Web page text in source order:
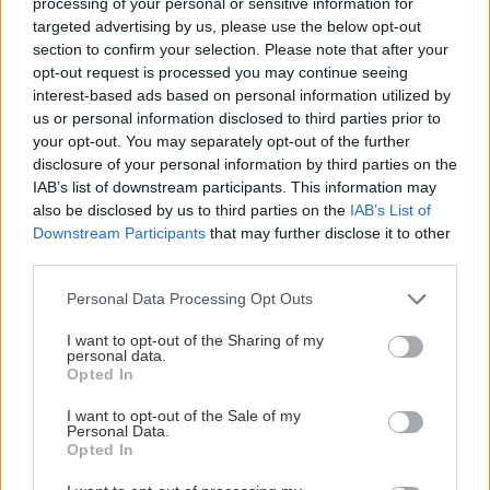
targeted advertising by us, please use the below opt-out
section to confirm your selection. Please note that after your
opt-out request is processed you may continue seeing
interest-based ads based on personal information utilized by
us or personal information disclosed to third parties prior to
your opt-out. You may separately opt-out of the further
disclosure of your personal information by third parties on the
IAB’s list of downstream participants. This information may
also be disclosed by us to third parties on the IAB’s List of
Downstream Participants that may further disclose it to other
Please note that this website/app uses one or more Google
not limited to your visit or usage behaviour. You may click to
grant or deny consent to Google and its third-party tags to
use your data for below specified purposes in below Google
consent section.
Personal Data Processing Opt Outs
I want to opt-out of the Sharing of my
personal data.
Opted In
I want to opt-out of the Sale of my
Personal Data.
Opted In
sucho a teplo? Tieto
vysaďte na miesta, na
ktoré slnko svieti celý
deň
levanduľa! 7 fialových
krások, ktoré rozžiaria
vašu záhradu
ochabnuté izbové
rastliny? Pravda vás
nakladačiek: Ako ich